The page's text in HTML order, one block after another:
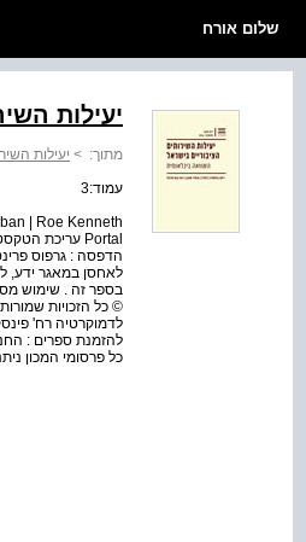
שלום אורח
יעילות
מתוך: > יעילות
עמוד:3
| Roe Kenneth
לאחסן במאגר ידע,
בספר זה . שימוש
כל פרסומי המכון